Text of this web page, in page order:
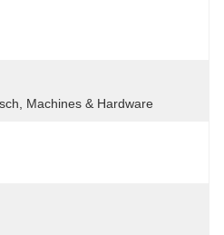
Machines & Hardware